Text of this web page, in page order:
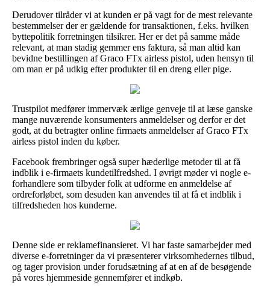
Derudover tilråder vi at kunden er på vagt for de mest relevante
bestemmelser der er gældende for transaktionen, f.eks. hvilken
byttepolitik forretningen tilsikrer. Her er det på samme måde
relevant, at man stadig gemmer ens faktura, så man altid kan
bevidne bestillingen af Graco FTx airless pistol, uden hensyn til
om man er på udkig efter produkter til en dreng eller pige.
Trustpilot medfører immervæk ærlige genveje til at læse ganske
mange nuværende konsumenters anmeldelser og derfor er det
godt, at du betragter online firmaets anmeldelser af Graco FTx
airless pistol inden du køber.
Facebook frembringer også super hæderlige metoder til at få
indblik i e-firmaets kundetilfredshed. I øvrigt møder vi nogle e-
forhandlere som tilbyder folk at udforme en anmeldelse af
ordreforløbet, som desuden kan anvendes til at få et indblik i
tilfredsheden hos kunderne.
Denne side er reklamefinansieret. Vi har faste samarbejder med
diverse e-forretninger da vi præsenterer virksomhedernes tilbud,
og tager provision under forudsætning af at en af de besøgende
på vores hjemmeside gennemfører et indkøb.